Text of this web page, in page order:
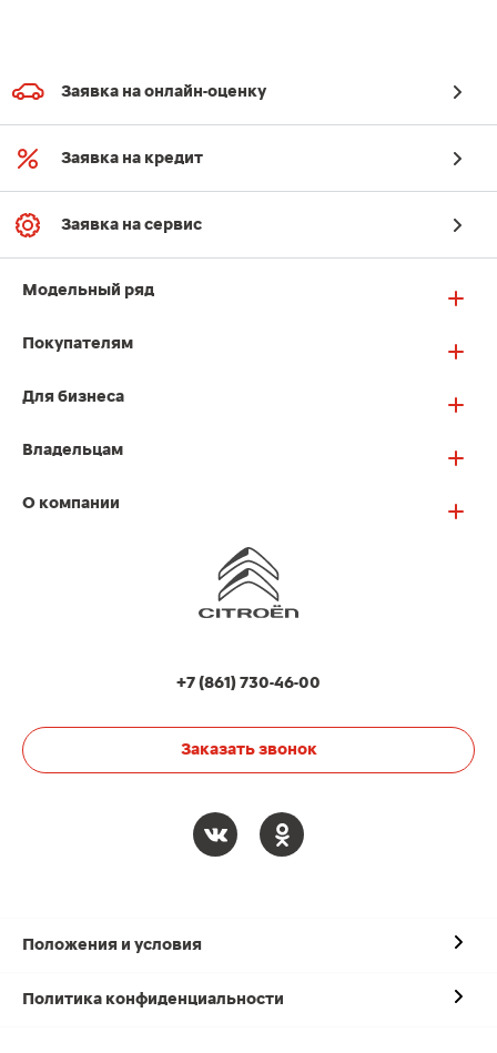
Заявка на онлайн-оценку
Заявка на кредит
Заявка на сервис
Модельный ряд
Покупателям
Для бизнеса
Владельцам
О компании
+7 (861) 730-46-00
Заказать звонок
Положения и условия
Политика конфиденциальности